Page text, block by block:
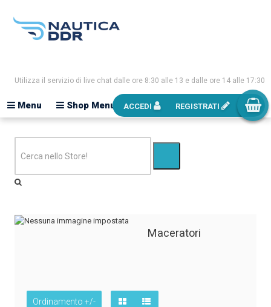
Utilizza il servizio di live chat dalle ore 8:30 alle 13 e dalle ore 14 alle 17:30
Shop Menu
Menu ACCEDI REGISTRATI
Maceratori
Ordinamento +/-